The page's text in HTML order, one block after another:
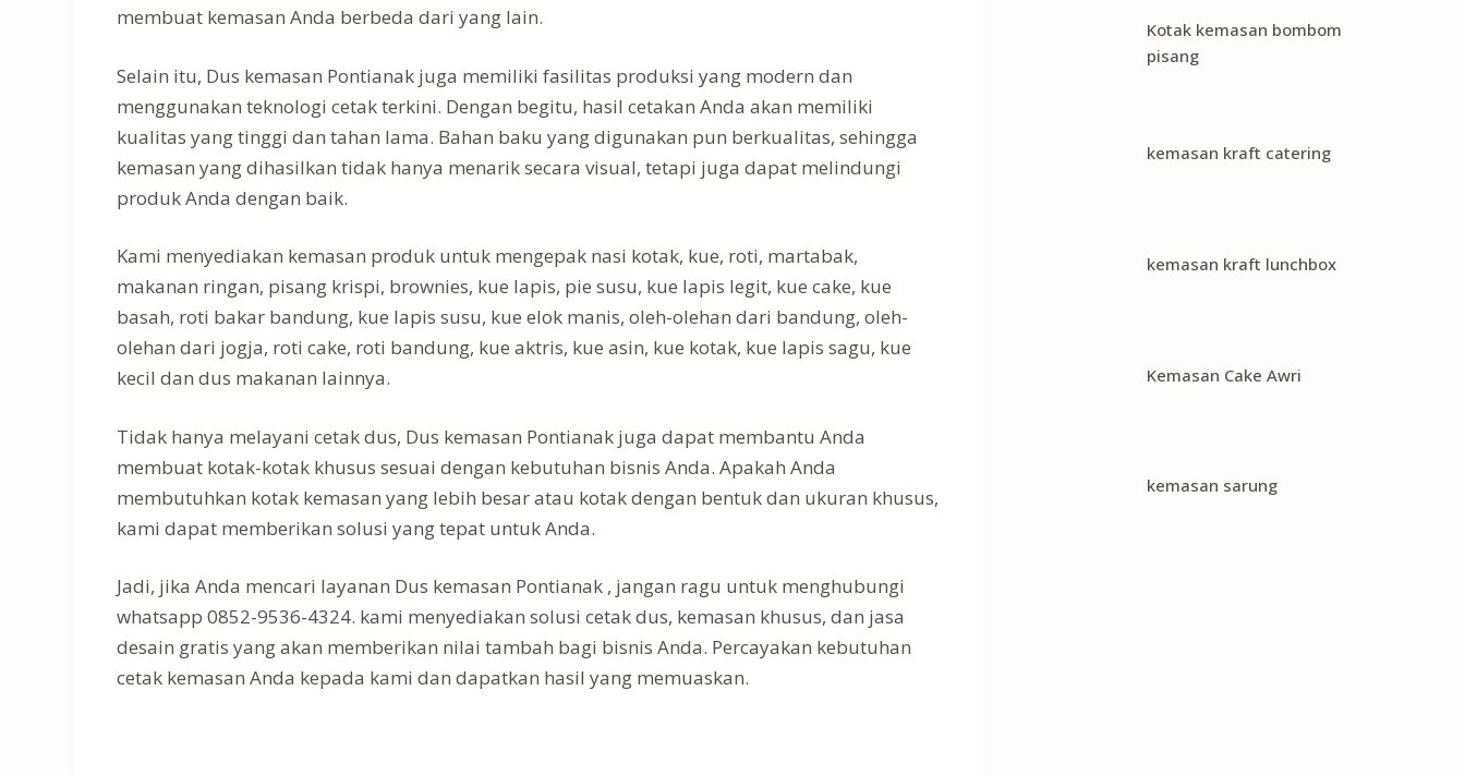
membuat kemasan Anda berbeda dari yang lain.
Selain itu, Dus kemasan Pontianak juga memiliki fasilitas produksi yang modern dan
menggunakan teknologi cetak terkini. Dengan begitu, hasil cetakan Anda akan memiliki
kualitas yang tinggi dan tahan lama. Bahan baku yang digunakan pun berkualitas, sehingga
kemasan yang dihasilkan tidak hanya menarik secara visual, tetapi juga dapat melindungi
produk Anda dengan baik.
Kami menyediakan kemasan produk untuk mengepak nasi kotak, kue, roti, martabak,
makanan ringan, pisang krispi, brownies, kue lapis, pie susu, kue lapis legit, kue cake, kue
basah, roti bakar bandung, kue lapis susu, kue elok manis, oleh-olehan dari bandung, oleh-
olehan dari jogja, roti cake, roti bandung, kue aktris, kue asin, kue kotak, kue lapis sagu, kue
kecil dan dus makanan lainnya.
Tidak hanya melayani cetak dus, Dus kemasan Pontianak juga dapat membantu Anda
membuat kotak-kotak khusus sesuai dengan kebutuhan bisnis Anda. Apakah Anda
membutuhkan kotak kemasan yang lebih besar atau kotak dengan bentuk dan ukuran khusus,
kami dapat memberikan solusi yang tepat untuk Anda.
Jadi, jika Anda mencari layanan Dus kemasan Pontianak , jangan ragu untuk menghubungi
whatsapp 0852-9536-4324. kami menyediakan solusi cetak dus, kemasan khusus, dan jasa
desain gratis yang akan memberikan nilai tambah bagi bisnis Anda. Percayakan kebutuhan
cetak kemasan Anda kepada kami dan dapatkan hasil yang memuaskan.
Kotak kemasan bombom
pisang
kemasan kraft catering
kemasan kraft lunchbox
Kemasan Cake Awri
kemasan sarung